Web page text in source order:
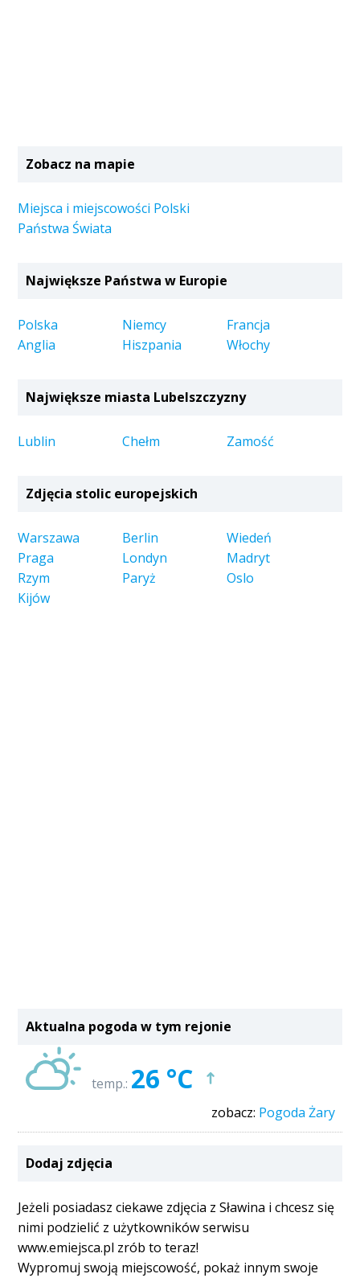
Zobacz na mapie
Miejsca i miejscowości Polski
Państwa Świata
Największe Państwa w Europie
Polska Niemcy
Francja
Anglia
Hiszpania Włochy
Największe miasta Lubelszczyzny
Lublin Chełm Zamość
Zdjęcia stolic europejskich
Warszawa Berlin
Wiedeń
Praga
Londyn
Madryt
Rzym
Paryż
Oslo
Kijów
Aktualna pogoda w tym rejonie
temp.: 26 °C
zobacz: Pogoda Żary
Dodaj zdjęcia
Jeżeli posiadasz ciekawe zdjęcia z Sławina i chcesz się
nimi podzielić z użytkowników serwisu
www.emiejsca.pl zrób to teraz!
Wypromuj swoją miejscowość, pokaż innym swoje